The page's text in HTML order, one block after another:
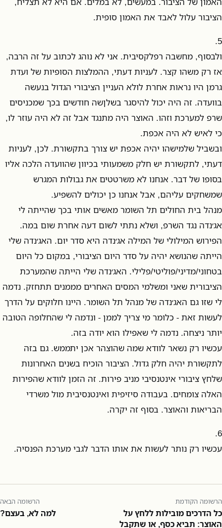
הציבור עלול לאבד את האמון סופית.
5.
ולבסוף, מחשבה רפלקסיבית. אני לא נוהג לכתוב על זה הרבה,
אז רק משהו קצר. לעניות דעתי, ההמלצות הסופיות של ועדת
גרמן היו נראות אחרת לולא העניין הציבורי הגדול בנעשה
בוועדה. זה היה יכול להיסגר בשלןשה חודשים בכך שמכניסים
שרפ למערכת וזהו. האוצר היה מתנגד אבל זה לא היה עוזר לו,
כי לאיש לא היה אכפת.
ובשביל שלמישהו יהיה אכפת יש צורך בתקשורת. לכן, לעניות
דעתי, לתקשורת יש חלק משמעותי בכיוון שהוועדה הלכה אליו
בסופו של דבר. אנחנו לא משרטטים את גבולות המגרש
שמשחקים עליהם, אבל אנחנו כן יכולים להשפיע.
מנהל בית החולים תל השומר מאשים אותי בכך שהייתה לי
אג׳נדה נגד השרפ, ושלא נתתי לשום דעה אחרת שום במה.
הפירוש המילולי של המילה אג׳נדה היא סדר יום. האג׳נדה שלי
הייתה שהנושא יהיה על סדר היום הציבורי, במקום כל היום
בטחוני/מדיני/פוליטי/פלילי. האג׳נדה שלי הייתה שהמערכת
הציבורית שאני ומשלמי המסים האחרים מממנים תתחזק. נדמה
לי שזו גם האג׳נדה של מנהל תל השומר. היינו חלוקים על הדרך
לעשות זאת - כלומר מי צריך לממן - ונדמה לי שהחלופה הטובה
יותר ניצחה. נדמה לי שאפילו הוא יודה בזה.
עכשיו רק נשאר לוודא שמה שהוצהר אכן יתממש. גם בזה
לתקשורת יהיה חלק גדול. הציבור הוכיח בשנים האחרונות
שלחץ ציבורי אינטנסיבי מניב פירות. זה הזמן לוודא שהפירות
האלה צומחים. בעבודה סיזיפית ואינטנסיבית מול משרדי
הבריאות והאוצר. בסוף זה יקרה.
6.
עכשיו רק נותר לעשות את אותו הדבר לגבי מערכת הפנסיה.
הרשומה הקודמת
כל הדרכים מובילות ללחץ על
האוצר: תביא כסף, או שתקבל
הרשומה הבאה
למה לא, בעצם?